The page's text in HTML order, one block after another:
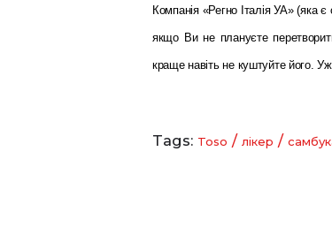
Компанія «Регно Італія УА»(яка є
якщо Ви не плануєте
краще навіть не куштуйте його.
Tags: Toso / лікер /